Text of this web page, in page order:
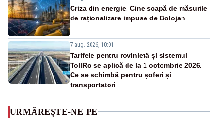
Criza din energie. Cine scapă de măsurile
de raționalizare impuse de Bolojan
7 aug. 2026, 10:01
Tarifele pentru rovinietă și sistemul
TollRo se aplică de la 1 octombrie 2026.
Ce se schimbă pentru șoferi și
transportatori
URMĂREȘTE-NE PE